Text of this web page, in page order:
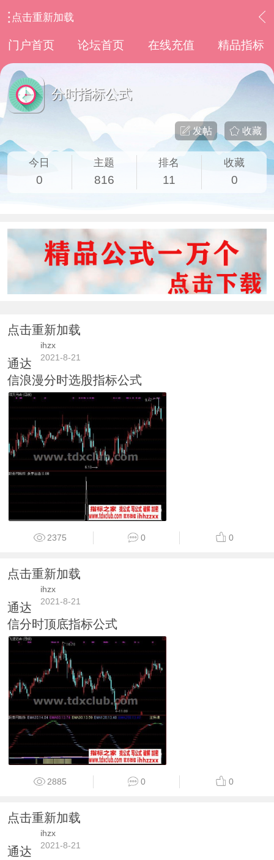
点击重新加载
门户首页 论坛首页 在线充值 精品指标
分时指标公式
收藏
发帖
今日
0
主题
816
排名
11
收藏
0
点击重新加载
ihzx
2021-8-21
通达
信浪漫分时选股指标公式
2375 0 0
点击重新加载
ihzx
2021-8-21
通达
信分时顶底指标公式
2885 0 0
点击重新加载
ihzx
2021-8-21
通达